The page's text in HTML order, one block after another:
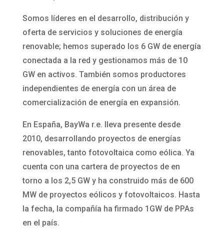
Somos líderes en el desarrollo, distribución y
oferta de servicios y soluciones de energía
renovable; hemos superado los 6 GW de energía
conectada a la red y gestionamos más de 10
GW en activos. También somos productores
independientes de energía con un área de
comercialización de energía en expansión.
En España, BayWa r.e. lleva presente desde
2010, desarrollando proyectos de energías
renovables, tanto fotovoltaica como eólica. Ya
cuenta con una cartera de proyectos de en
torno a los 2,5 GW y ha construido más de 600
MW de proyectos eólicos y fotovoltaicos. Hasta
la fecha, la compañía ha firmado 1GW de PPAs
en el país.